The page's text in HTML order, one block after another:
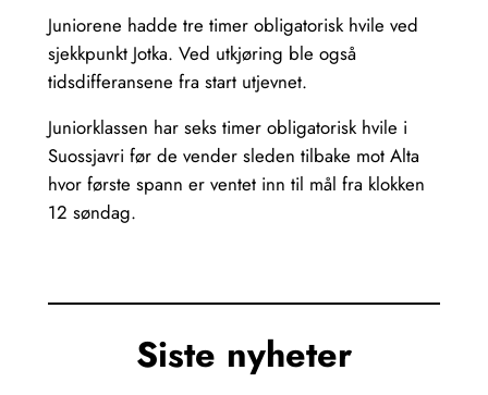
Juniorene hadde tre timer obligatorisk hvile ved
sjekkpunkt Jotka. Ved utkjøring ble også
tidsdifferansene fra start utjevnet.
Juniorklassen har seks timer obligatorisk hvile i
Suossjavri før de vender sleden tilbake mot Alta
hvor første spann er ventet inn til mål fra klokken
12 søndag.
Siste nyheter